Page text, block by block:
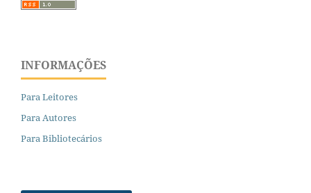
INFORMAÇÕES
Para Leitores
Para Autores
Para Bibliotecários